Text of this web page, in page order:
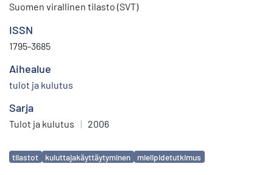
Suomen virallinen tilasto (SVT)
ISSN
1795-3685
Aihealue
tulot ja kulutus
Sarja
Tulot ja kulutus | 2006
Avainsanat
tilastot kuluttajakäyttäytyminen mielipidetutkimus